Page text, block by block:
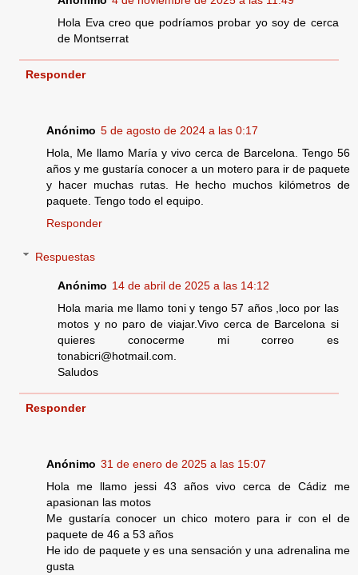
Hola Eva creo que podríamos probar yo soy de cerca
de Montserrat
Responder
Anónimo 5 de agosto de 2024 a las 0:17
Hola, Me llamo María y vivo cerca de Barcelona. Tengo 56
años y me gustaría conocer a un motero para ir de paquete
y hacer muchas rutas. He hecho muchos kilómetros de
paquete. Tengo todo el equipo.
Responder
Respuestas
Anónimo 14 de abril de 2025 a las 14:12
Hola maria me llamo toni y tengo 57 años ,loco por las
motos y no paro de viajar.Vivo cerca de Barcelona si
quieres conocerme mi correo es
tonabicri@hotmail.com.
Saludos
Responder
Anónimo 31 de enero de 2025 a las 15:07
Hola me llamo jessi 43 años vivo cerca de Cádiz me
apasionan las motos
Me gustaría conocer un chico motero para ir con el de
paquete de 46 a 53 años
He ido de paquete y es una sensación y una adrenalina me
gusta